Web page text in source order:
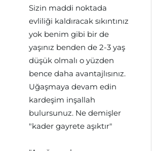
Sizin maddi noktada
evliliği kaldıracak sıkıntınız
yok benim gibi bir de
yaşınız benden de 2-3 yaş
düşük olmalı o yüzden
bence daha avantajlısınız.
Uğaşmaya devam edin
kardeşim inşallah
bulursunuz. Ne demişler
"kader gayrete aşıktır"